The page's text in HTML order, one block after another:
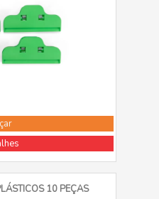
10 PEÇAS